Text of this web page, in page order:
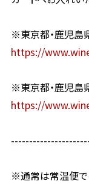
※東京都・鹿児島
https://
※東京都・鹿児島
https://
※通常は常温便で